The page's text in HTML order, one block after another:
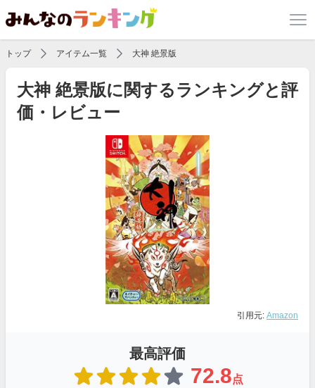
トップ アイテム一覧 大神 絶景版
大神 絶景版に関するランキングと評
価・レビュー
引用元: Amazon
最高評価
72.8点